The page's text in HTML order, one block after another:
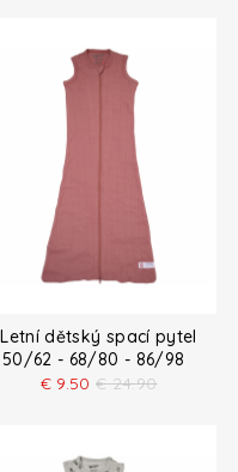
Letní dětský spací pytel
50/62 - 68/80 - 86/98
€ 9.50 € 24.90